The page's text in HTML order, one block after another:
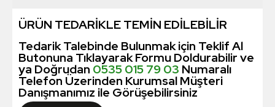
ÜRÜN TEDARİKLE TEMİN EDİLEBİLİR
Tedarik Talebinde Bulunmak için Teklif Al
Butonuna Tıklayarak Formu Doldurabilir ve
ya Doğrudan 0535 015 79 03 Numaralı
Telefon Üzerinden Kurumsal Müşteri
Danışmanımız ile Görüşebilirsiniz